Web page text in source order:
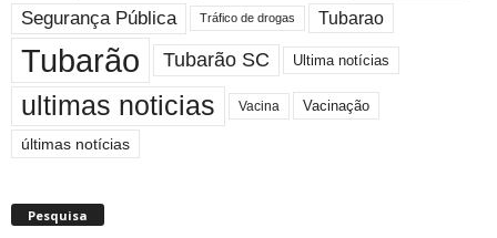
Segurança Pública Tráfico de drogas Tubarao
Tubarão Tubarão SC Ultima notícias
ultimas noticias Vacina Vacinação
últimas notícias
Pesquisa